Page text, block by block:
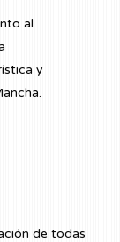
al
y
de todas